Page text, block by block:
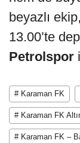
beyazlı
13.00’te
Petrolspor
# Karaman FK
# Karaman FK
# Karaman FK –